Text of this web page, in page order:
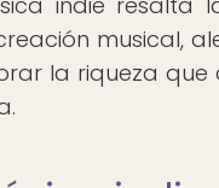
musical,
la riqueza